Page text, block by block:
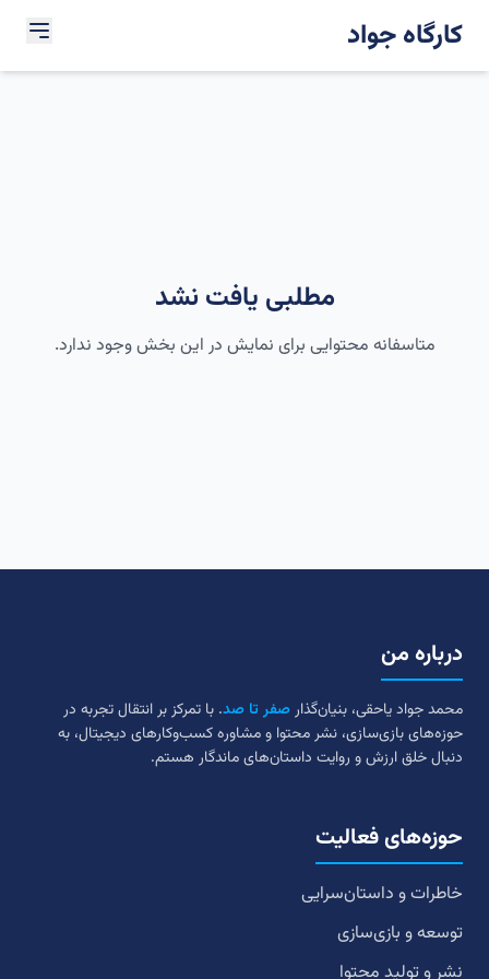
کارگاه جواد
مطلبی یافت نشد
متاسفانه محتوایی برای نمایش در این بخش وجود ندارد.
درباره من
محمد جواد یاحقی، بنیان‌گذارصفر تا صد. با تمرکز بر انتقال تجربه در
حوزه‌های بازی‌سازی، نشر محتوا و مشاوره کسب‌وکارهای دیجیتال، به
دنبال خلق ارزش و روایت داستان‌های ماندگار هستم.
حوزه‌های فعالیت
خاطرات و داستان‌سرایی
توسعه و بازی‌سازی
نشر و تولید محتوا